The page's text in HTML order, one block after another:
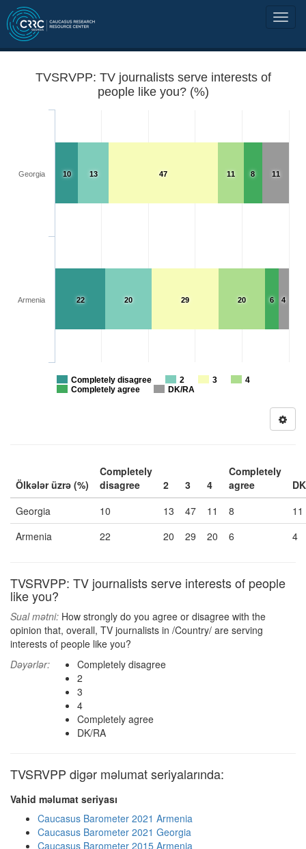
TVSRVPP: TV journalists serve interests of
people like you? (%)
11
4
8
6
11
20
47
29
13
20
10
22
Completely disagree 2 3
4
Completely agree
DK/RA
Georgia
Armenia
Ölkələr üzrə (%)
Completely
disagree
2 3 4
Completely
agree
Georgia
10 13 47 11 8
11
Armenia
22 20 29 20 6 4
TVSRVPP: TV journalists serve interests of people
like you?
Sual mətni: How strongly do you agree or disagree with the
opinion that, overall, TV journalists in /Country/ are serving
interests of people like you?
Dəyərlər:
Completely disagree
2
3
4
Completely agree
DK/RA
TVSRVPP digər məlumat seriyalarında:
Vahid məlumat seriyası
Caucasus Barometer 2021 Armenia
Caucasus Barometer 2021 Georgia
Caucasus Barometer 2015 Armenia